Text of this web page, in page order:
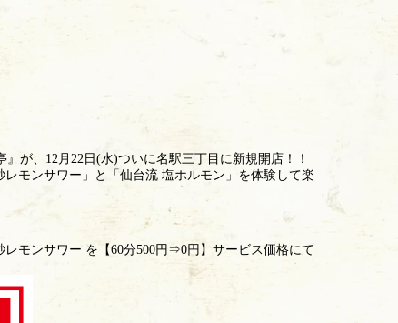
が、12月22日(水)ついに名駅三丁目に新規開店！！
モンサワー」と「仙台流 塩ホルモン」を体験して楽
モンサワー を【60分500円⇒0円】サービス価格にて